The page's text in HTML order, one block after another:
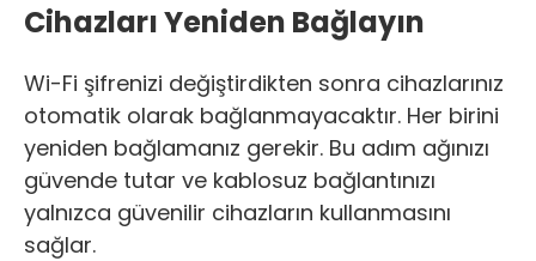
Cihazları Yeniden Bağlayın
Wi-Fi şifrenizi değiştirdikten sonra cihazlarınız
otomatik olarak bağlanmayacaktır. Her birini
yeniden bağlamanız gerekir. Bu adım ağınızı
güvende tutar ve kablosuz bağlantınızı
yalnızca güvenilir cihazların kullanmasını
sağlar.